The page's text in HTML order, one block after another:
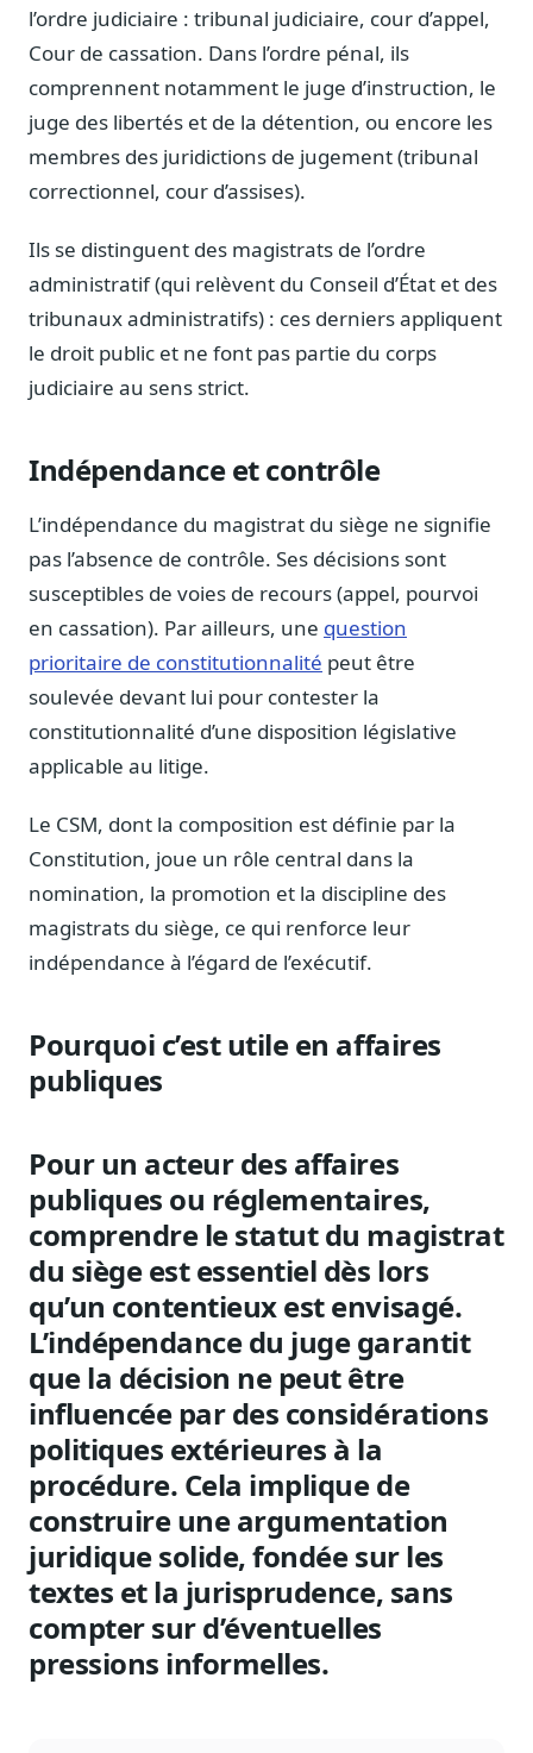
Blog & Podcast Hémicycle
Analyses, méthodes, coulisses
Lexique parlementaire
1027 termes expliqués
Glossaire affaires publiques
Lexique par thème métier
23 flux indexés
Nouveautés produit
Le changelog mensuel
Ils utilisent Legiwatch
Public Sénat, ONG, cabinets
Méthode, valeurs et équipe
Charte IA
Fiabilité, souveraineté, sobriété
Sécurité
Hébergement européen, RGPD
Kit média, contacts
l’ordre judiciaire : tribunal judiciaire, cour d’appel,
Cour de cassation. Dans l’ordre pénal, ils
comprennent notamment le juge d’instruction, le
juge des libertés et de la détention, ou encore les
membres des juridictions de jugement (tribunal
correctionnel, cour d’assises).
Ils se distinguent des magistrats de l’ordre
administratif (qui relèvent du Conseil d’État et des
tribunaux administratifs) : ces derniers appliquent
le droit public et ne font pas partie du corps
judiciaire au sens strict.
Indépendance et contrôle
L’indépendance du magistrat du siège ne signifie
pas l’absence de contrôle. Ses décisions sont
susceptibles de voies de recours (appel, pourvoi
en cassation). Par ailleurs, une question
prioritaire de constitutionnalité peut être
soulevée devant lui pour contester la
constitutionnalité d’une disposition législative
applicable au litige.
Le CSM, dont la composition est définie par la
Constitution, joue un rôle central dans la
nomination, la promotion et la discipline des
magistrats du siège, ce qui renforce leur
indépendance à l’égard de l’exécutif.
Pourquoi c’est utile en affaires
publiques
Pour un acteur des affaires
publiques ou réglementaires,
comprendre le statut du magistrat
du siège est essentiel dès lors
qu’un contentieux est envisagé.
L’indépendance du juge garantit
que la décision ne peut être
influencée par des considérations
politiques extérieures à la
procédure. Cela implique de
construire une argumentation
juridique solide, fondée sur les
textes et la jurisprudence, sans
compter sur d’éventuelles
pressions informelles.